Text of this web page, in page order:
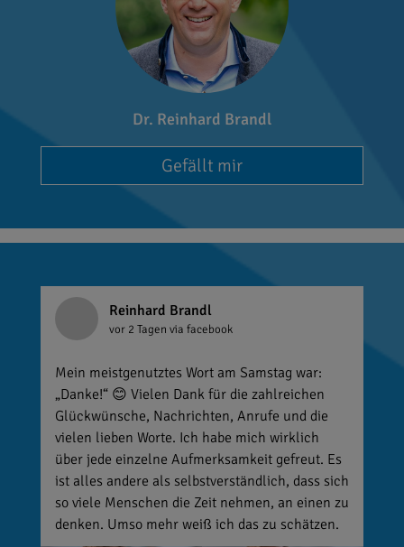
Dr. Reinhard Brandl
Gefällt mir
Reinhard Brandl
vor 2 Tagen via facebook
Mein meistgenutztes Wort am Samstag war:
„Danke!“ 😊 Vielen Dank für die zahlreichen
Glückwünsche, Nachrichten, Anrufe und die
vielen lieben Worte. Ich habe mich wirklich
über jede einzelne Aufmerksamkeit gefreut. Es
ist alles andere als selbstverständlich, dass sich
so viele Menschen die Zeit nehmen, an einen zu
denken. Umso mehr weiß ich das zu schätzen.